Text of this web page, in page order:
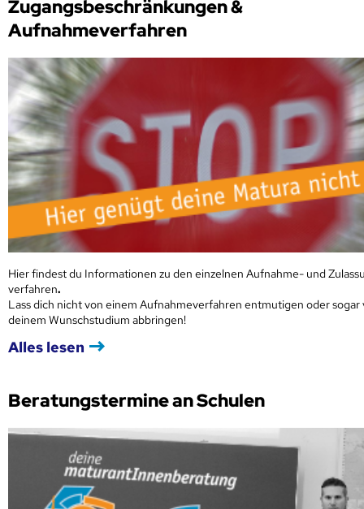
Zugangsbeschränkungen &
Aufnahmeverfahren
Hier findest du Informationen zu den einzelnen Aufnahme- und
verfahren.
Lass dich nicht von einem Aufnahmeverfahren entmutigen oder sogar
deinem Wunschstudium abbringen!
Alles lesen
Beratungstermine an Schulen